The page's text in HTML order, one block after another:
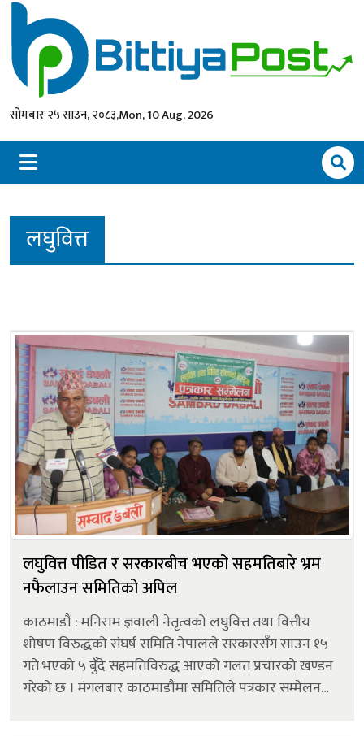
सोमबार २५ साउन, २०८३,Mon, 10 Aug, 2026
लघुवित्त
लघुवित्त पीडित र सरकारबीच भएको सहमतिबारे भ्रम
नफैलाउन समितिको अपिल
काठमाडौं : मनिराम ज्ञवाली नेतृत्वको लघुवित्त तथा वित्तीय
शोषण विरुद्धको संघर्ष समिति नेपालले सरकारसँग साउन १५
गते भएको ५ बुँदे सहमतिविरुद्ध आएको गलत प्रचारको खण्डन
गरेको छ । मंगलबार काठमाडौंमा समितिले पत्रकार सम्मेलनको